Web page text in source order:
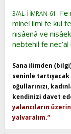
3/AL-İ İMRAN-61: Fe
minel ilmi fe kul
nisâenâ ve
nebtehil fe nec’al
Sana ilimden
seninle tartışacak
oğullarınızı,
kendinizi davet
yalancıların
yalvaralım.”